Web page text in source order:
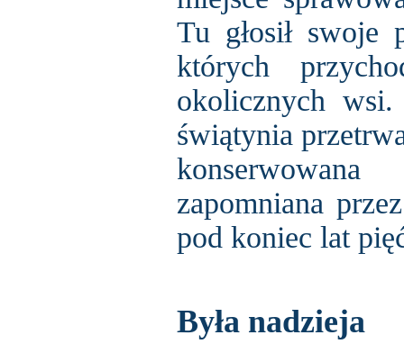
Tu głosił swoje
których
okolicznych
świątynia
zapomniana
pod koniec lat
Była nadzieja